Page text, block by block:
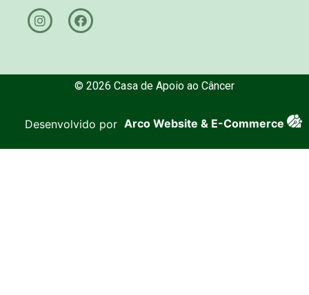
© 2026 Casa de Apoio ao Câncer
Desenvolvido por Arco Website & E-Commerce